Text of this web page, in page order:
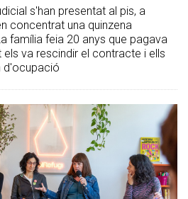
s'han presentat al pis, a
concentrat una quinzena
família feia 20 anys que pagava
va rescindir el contracte i ells
d'ocupació